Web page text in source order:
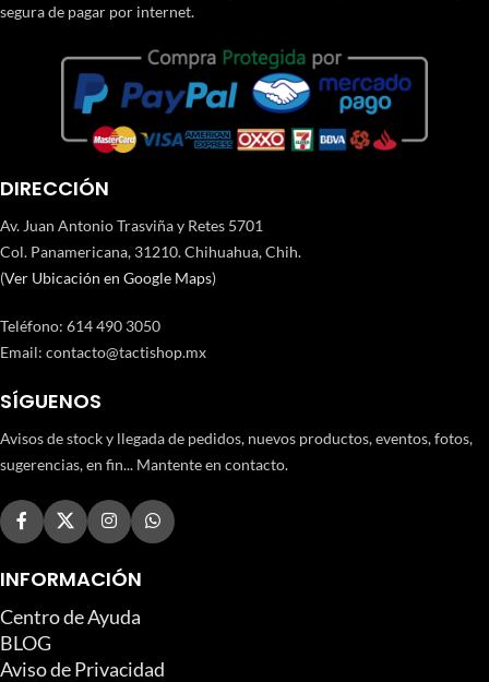
segura de pagar por internet.
DIRECCIÓN
Av. Juan Antonio Trasviña y Retes 5701
Col. Panamericana, 31210. Chihuahua, Chih.
(Ver Ubicación en Google Maps)
Teléfono: 614 490 3050
Email: contacto@tactishop.mx
SÍGUENOS
Avisos de stock y llegada de pedidos, nuevos productos, eventos, fotos,
sugerencias, en fin... Mantente en contacto.
INFORMACIÓN
Centro de Ayuda
BLOG
Aviso de Privacidad